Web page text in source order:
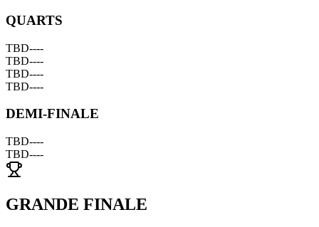
QUARTS
TBD----
TBD----
TBD----
TBD----
DEMI-FINALE
TBD----
TBD----
GRANDE FINALE